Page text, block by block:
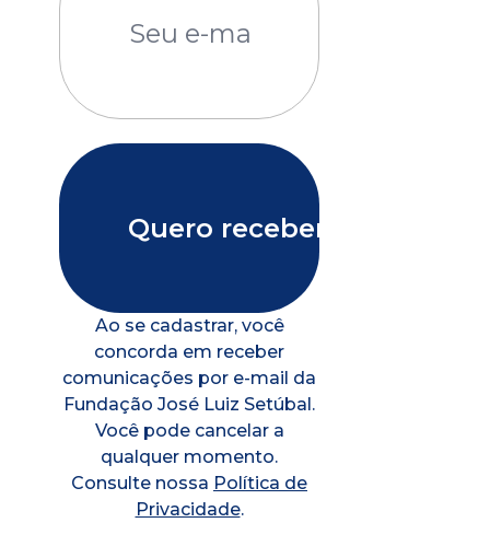
Ao se cadastrar, você
concorda em receber
comunicações por e-mail da
Fundação José Luiz Setúbal.
Você pode cancelar a
qualquer momento.
Consulte nossa Política de
Privacidade.